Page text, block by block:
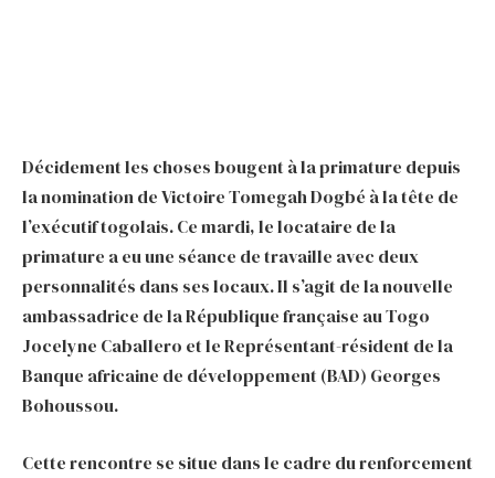
Décidement les choses bougent à la primature depuis
la nomination de Victoire Tomegah Dogbé à la tête de
l’exécutif togolais. Ce mardi, le locataire de la
primature a eu une séance de travaille avec deux
personnalités dans ses locaux. Il s’agit de la nouvelle
ambassadrice de la République française au Togo
Jocelyne Caballero et le Représentant-résident de la
Banque africaine de développement (BAD) Georges
Bohoussou.
Cette rencontre se situe dans le cadre du renforcement